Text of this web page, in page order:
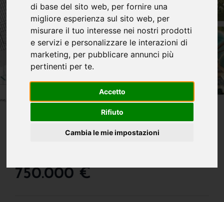
di base del sito web, per fornire una
migliore esperienza sul sito web, per
misurare il tuo interesse nei nostri prodotti
e servizi e personalizzare le interazioni di
marketing, per pubblicare annunci più
pertinenti per te.
Accetto
Rifiuto
Cambia le mie impostazioni
Villa Panoramica A Cala
750.000 €